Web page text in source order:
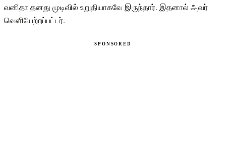
வனிதா தனது முடிவில் உறுதியாகவே இருந்தார். இதனால் அவர்
வெளியேற்றப்பட்டர்.